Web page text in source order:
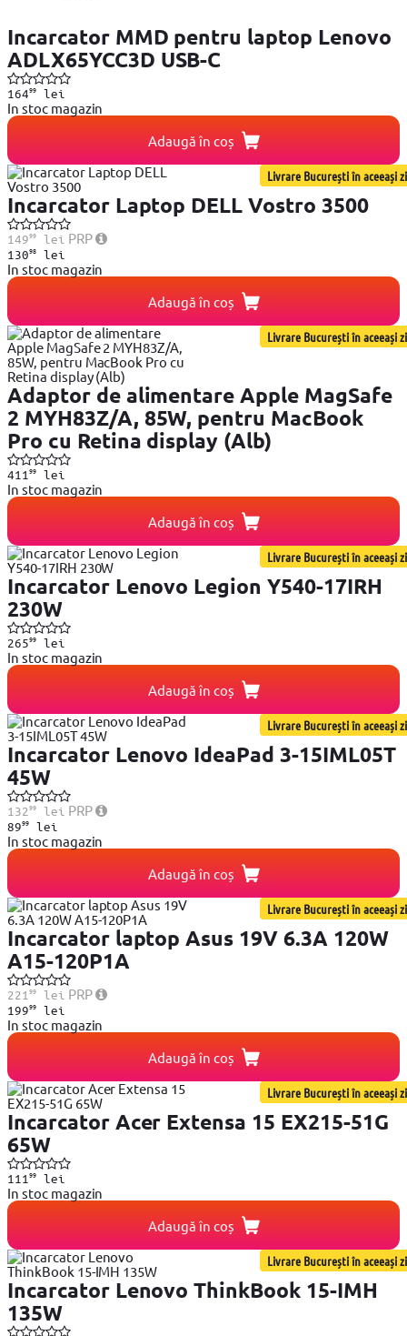
Incarcator MMD pentru laptop Lenovo
ADLX65YCC3D USB-C
16499lei
In stoc magazin
Adaugă în coș
Livrare București în aceeași zi
Incarcator Laptop DELL Vostro 3500
14999lei PRP
13098lei
In stoc magazin
Adaugă în coș
Livrare București în aceeași zi
Adaptor de alimentare Apple MagSafe
2 MYH83Z/A, 85W, pentru MacBook
Pro cu Retina display (Alb)
411 99lei
In stoc magazin
Adaugă în coș
Livrare București în aceeași zi
Incarcator Lenovo Legion Y540-17IRH
230W
26599lei
In stoc magazin
Adaugă în coș
Livrare București în aceeași zi
Incarcator Lenovo IdeaPad 3-15IML05T
45W
13299lei PRP
8999lei
In stoc magazin
Adaugă în coș
Livrare București în aceeași zi
Incarcator laptop Asus 19V 6.3A 120W
A15-120P1A
221 99lei PRP
19999lei
In stoc magazin
Adaugă în coș
Livrare București în aceeași zi
Incarcator Acer Extensa 15 EX215-51G
65W
111 99lei
In stoc magazin
Adaugă în coș
Livrare București în aceeași zi
Incarcator Lenovo ThinkBook 15-IMH
135W